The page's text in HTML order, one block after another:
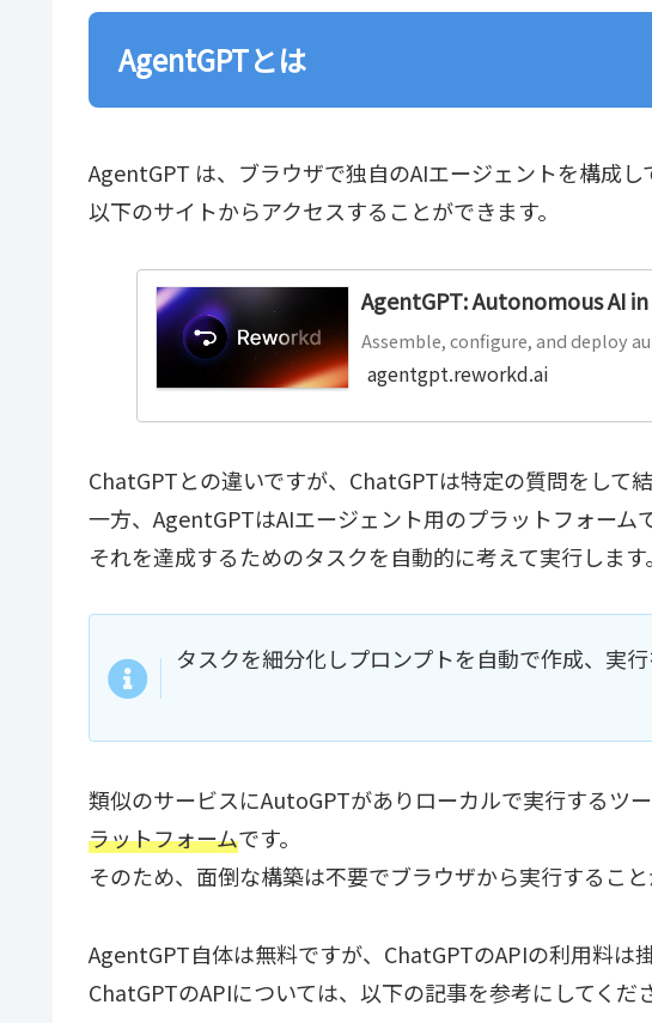
AgentGPTとは
AgentGPT は、ブラウザで独自のAIエージェントを構成し
以下のサイトからアクセスすることができます。
AgentGPT: Autonomous AI
Assemble, configure, and deploy
agentgpt.reworkd.ai
ChatGPTとの違いですが、ChatGPTは特定の質問をして
一方、AgentGPTはAIエージェント用のプラットフォーム
それを達成するためのタスクを自動的に考えて実行します。
タスクを細分化しプロンプトを自動で作成、実
類似のサービスにAutoGPTがありローカルで実行するツ
ラットフォームです。
そのため、面倒な構築は不要でブラウザから実行すること
AgentGPT自体は無料ですが、ChatGPTのAPIの利用料は掛
ChatGPTのAPIについては、以下の記事を参考にしてくだ